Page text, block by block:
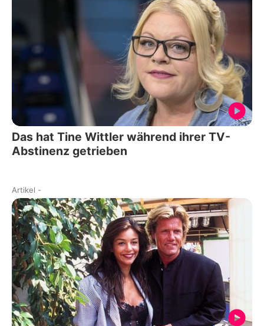
Das hat Tine Wittler während ihrer TV-
Abstinenz getrieben
Artikel -